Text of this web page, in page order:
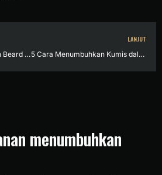
Cara Tepat Menggunakan Beard Serum Penumbuh Brewok
LANJUT
5 Cara Menumbuhkan Kumis dalam Waktu Seminggu dengan Maaz Growth Beard Serum
menumbuhkan